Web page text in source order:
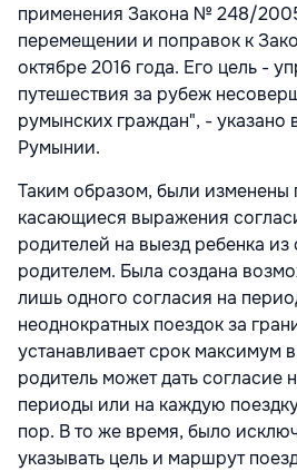
применения Закона № 248/
перемещении и поправок к
октябре 2016 года. Его цель -
путешествия за рубеж
румынских граждан", -
Румынии.
Таким образом, были изменены
касающиеся выражения
родителей на выезд ребенка
родителем. Была создана
лишь одного согласия на
неоднократных поездок за
устанавливает срок максимум
родитель может дать согласие
периоды или на каждую
пор. В то же время, было
указывать цель и маршрут